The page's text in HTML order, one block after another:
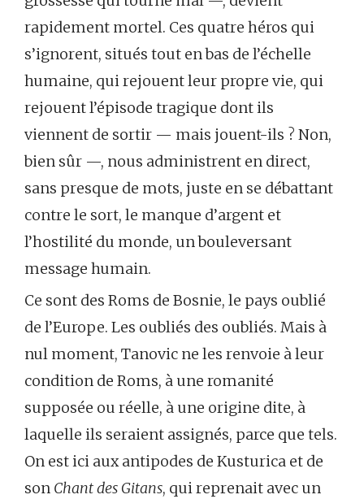
rapidement mortel. Ces quatre héros qui
s’ignorent, situés tout en bas de l’échelle
humaine, qui rejouent leur propre vie, qui
rejouent l’épisode tragique dont ils
viennent de sortir — mais jouent-ils ? Non,
bien sûr —, nous administrent en direct,
sans presque de mots, juste en se débattant
contre le sort, le manque d’argent et
l’hostilité du monde, un bouleversant
message humain.
Ce sont des Roms de Bosnie, le pays oublié
de l’Europe. Les oubliés des oubliés. Mais à
nul moment, Tanovic ne les renvoie à leur
condition de Roms, à une romanité
supposée ou réelle, à une origine dite, à
laquelle ils seraient assignés, parce que tels.
On est ici aux antipodes de Kusturica et de
son Chant des Gitans, qui reprenait avec un